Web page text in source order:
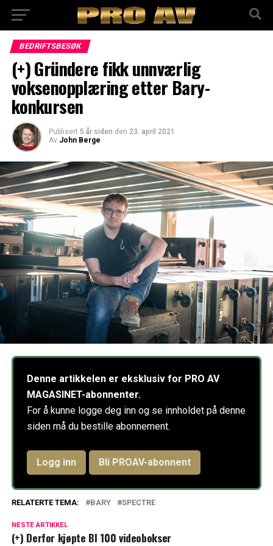
BEDRIFTSBESØK
(+) Gründere fikk unnværlig
voksenopplæring etter Bary-
konkursen
Publisert 5 år siden den 23. april 2021
Av John Berge
Denne artikkelen er eksklusiv for PRO AV
MAGASINET-abonnenter.
For å kunne logge deg inn og se innholdet på denne
siden må du bestille abonnement.
Logg inn Bli PROAV-abonnent
RELATERTE TEMA: BARY SPECTRE
NESTE ARTIKKEL
(+) Derfor kjøpte BI 100 videobokser